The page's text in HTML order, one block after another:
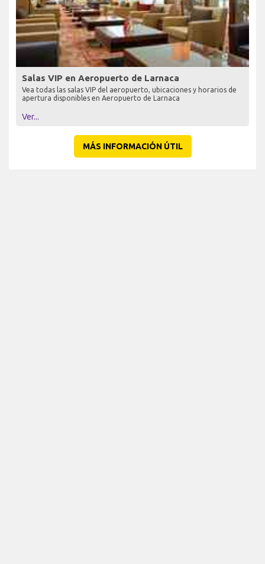
Salas VIP en Aeropuerto de Larnaca
Vea todas las salas VIP del aeropuerto, ubicaciones y horarios de
apertura disponibles en Aeropuerto de Larnaca
Ver...
MÁS INFORMACIÓN ÚTIL